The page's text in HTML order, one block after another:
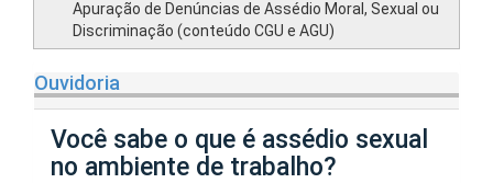
Apuração de Denúncias de Assédio Moral, Sexual ou
Discriminação (conteúdo CGU e AGU)
Ouvidoria
Você sabe o que é assédio sexual
no ambiente de trabalho?